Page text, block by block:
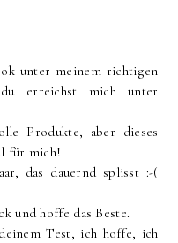
unter meinem richtigen
erreichst mich unter
Produkte, aber dieses
für mich!
das dauernd splisst :-(
und hoffe das Beste.
Test, ich hoffe, ich